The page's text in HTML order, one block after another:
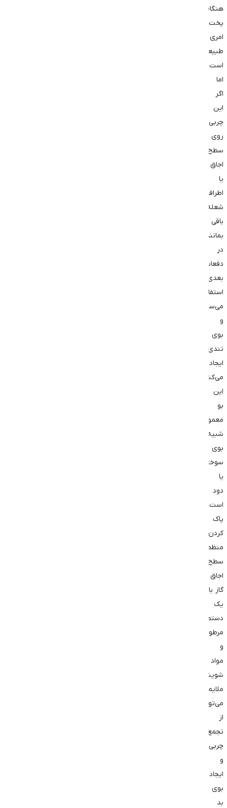
هنگام
پخت‌وپز
امری
طبیعی
است،
اما
اگر
این
چربی‌ها
روی
سطح
اجاق
یا
اطراف
شعله
باقی
بمانند،
در
دفعات
بعدی
استفاده
می‌سوزند
و
بوی
تندی
ایجاد
می‌کنند.
این
بو
معمولاً
شبیه
بوی
سوختگی
یا
دود
است.
پاک
کردن
منظم
سطح
اجاق
گاز با
یک
دستمال
مرطوب
و
مواد
شوینده
ملایم
می‌تواند
از
تجمع
چربی‌ها
و
ایجاد
بوی
بد